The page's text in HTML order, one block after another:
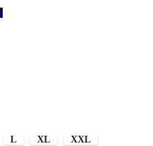
L XL
XXL